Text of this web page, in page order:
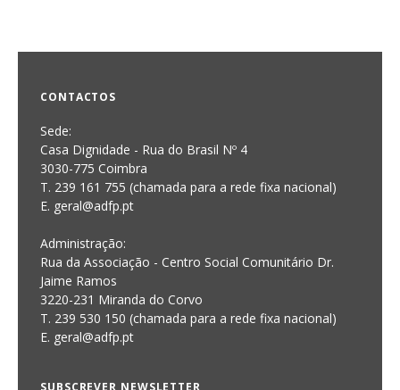
CONTACTOS
Sede:
Casa Dignidade - Rua do Brasil Nº 4
3030-775 Coimbra
T. 239 161 755 (chamada para a rede fixa nacional)
E. geral@adfp.pt
Administração:
Rua da Associação - Centro Social Comunitário Dr.
Jaime Ramos
3220-231 Miranda do Corvo
T. 239 530 150 (chamada para a rede fixa nacional)
E. geral@adfp.pt